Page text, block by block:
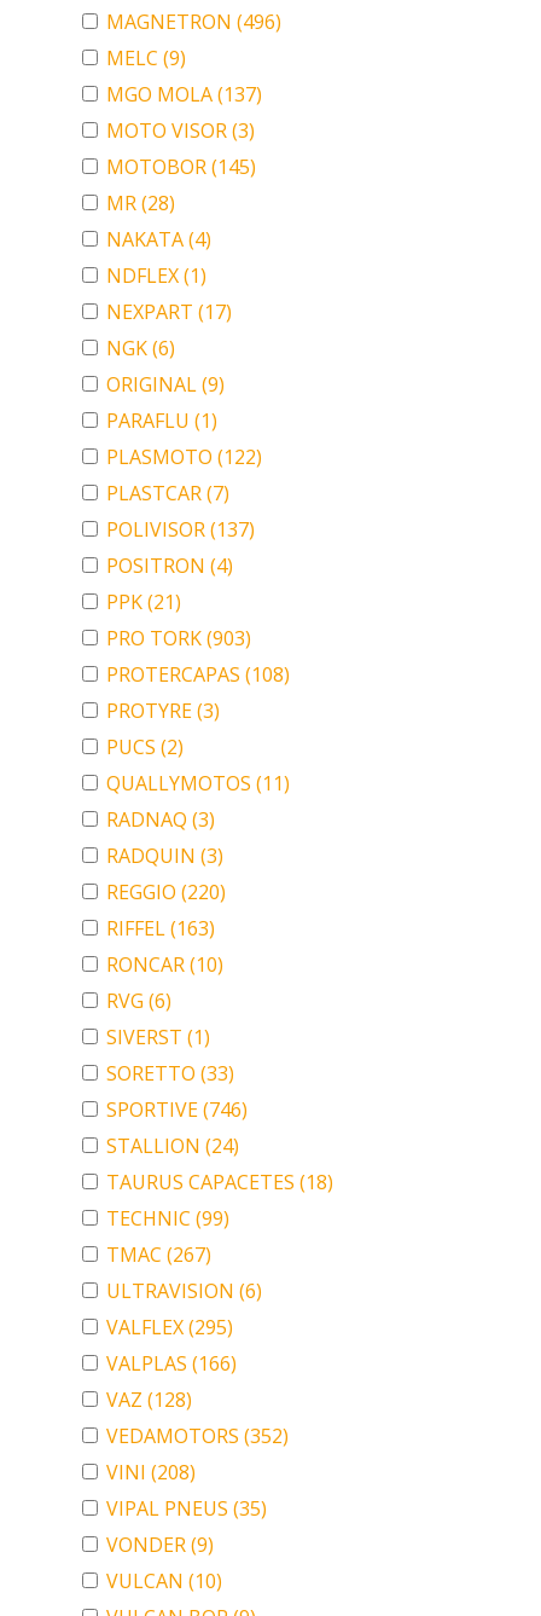
MAGNETRON (496)
MELC (9)
MGO MOLA(137)
MOTO VISOR(3)
MOTOBOR(145)
MR(28)
NAKATA(4)
NDFLEX(1)
NEXPART (17)
NGK(6)
ORIGINAL(9)
PARAFLU (1)
PLASMOTO (122)
PLASTCAR(7)
POLIVISOR(137)
POSITRON (4)
PPK(21)
PRO TORK(903)
PROTERCAPAS (108)
PROTYRE(3)
PUCS (2)
QUALLYMOTOS (11)
RADNAQ (3)
RADQUIN (3)
REGGIO (220)
RIFFEL(163)
RONCAR(10)
RVG (6)
SIVERST (1)
SORETTO (33)
SPORTIVE(746)
STALLION (24)
TAURUS CAPACETES (18)
TECHNIC (99)
TMAC (267)
ULTRAVISION (6)
VALFLEX(295)
VALPLAS (166)
VAZ (128)
VEDAMOTORS (352)
VINI (208)
VIPAL PNEUS (35)
VONDER(9)
VULCAN (10)